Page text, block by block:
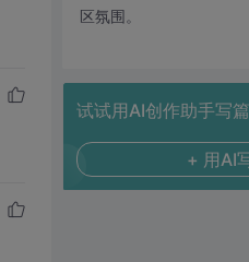
区氛围。
试试用AI创作助手写
+ 用AI